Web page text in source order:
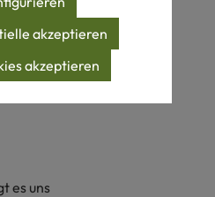
es uns
akzeptieren
akzeptieren